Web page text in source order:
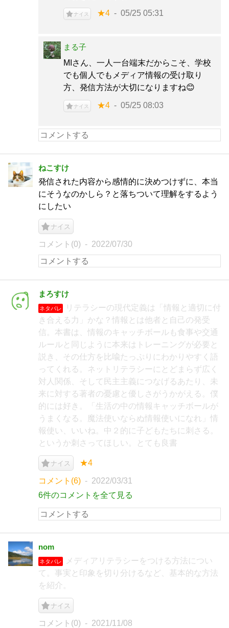
ナイス ★4 05/25 05:31
まる子
MIさん、一人一台端末だからこそ、学校
でも個人でもメディア情報の受け取り
方、発信方法が大切になりますね😊
ナイス ★4 05/25 08:03
ねこすけ
発信された内容から感情的に決めつけずに、本当
にそうなのかしら？と落ちついて理解をするよう
にしたい
ナイス
コメント(0) 2022/07/30
まろすけ
ネタバレ
リテラシーの現代定義は「情報と適切に付
き合える力」かな？情報とは他者と自己の発受
信。本書は、情報のキャッチボールも食事や交通
ルールと同じように本来はトレーニングが必要と
説き、その仕方を比喩たっぷりにわかりやすく語
ってくれる。ネットリテラシーにとどまらず広く
対人関係、そして民主主義につなげるあたり、未
来に対する著者の憂慮と優しさがうかがえる。僕
的には好き。「生活の中の情報キャッチボールが
うまくなる。魔法使いならぬ情報使いになれ」情
報使い、いいね。中２的に子どもたちに刺さる。
というか刺さってほしい。とても良書
ナイス ★4
コメント(6)
2022/03/31
6件のコメントを全て見る
nom
ネタバレ
メディアリテラシーをつける方法につい
て。事実と印象を切り分けるなど、基本的な方法
を紹介。
ナイス
コメント(0) 2021/11/08